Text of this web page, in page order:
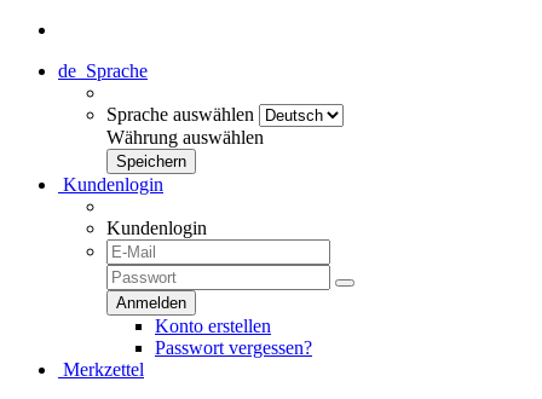
de Sprache
Sprache auswählen
Währung auswählen
Kundenlogin
Kundenlogin
Konto erstellen
Passwort vergessen?
Merkzettel